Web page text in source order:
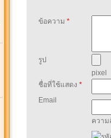
ข้อความ *
รูป
pixel
ชื่อที่ใช้แสดง *
Email
ความ